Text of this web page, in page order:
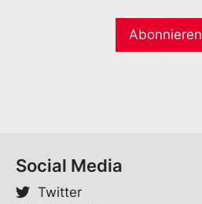
E
-
M
Abonnieren
Social Media
Twitter